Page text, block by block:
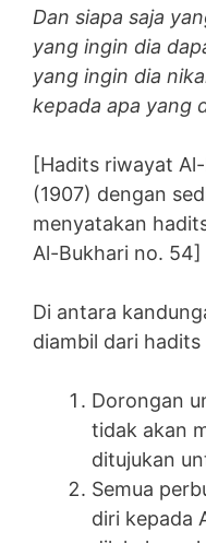
Dan siapa saja
yang ingin dia
yang ingin dia
kepada apa yang
[Hadits riwayat
(1907) dengan
menyatakan
Al-Bukhari no. 54]
Di antara
diambil dari
Dorongan
tidak akan
ditujukan
Semua
diri kepada